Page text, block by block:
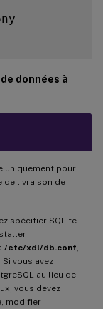
données à
uniquement pour
de livraison de
spécifier SQLite
/etc/xdl/db.conf
vous avez
au lieu de
vous devez
modifier